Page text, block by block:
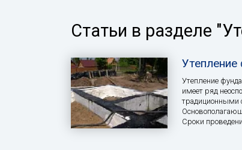
Статьи в разделе
Утепление
имеет ряд
традиционными
Сроки